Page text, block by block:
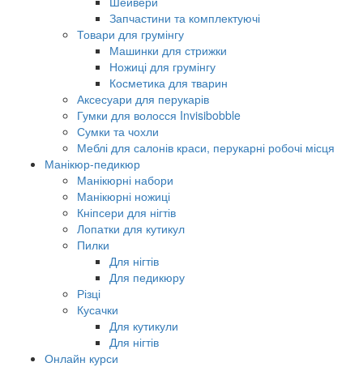
Запчастини та комплектуючі
Товари для грумінгу
Машинки для стрижки
Ножиці для грумінгу
Косметика для тварин
Аксесуари для перукарів
Гумки для волосся Invisibobble
Сумки та чохли
Меблі для салонів краси, перукарні робочі місця
Манікюр-педикюр
Манікюрні набори
Манікюрні ножиці
Кніпсери для нігтів
Лопатки для кутикул
Пилки
Для нігтів
Для педикюру
Різці
Кусачки
Для кутикули
Для нігтів
Онлайн курси